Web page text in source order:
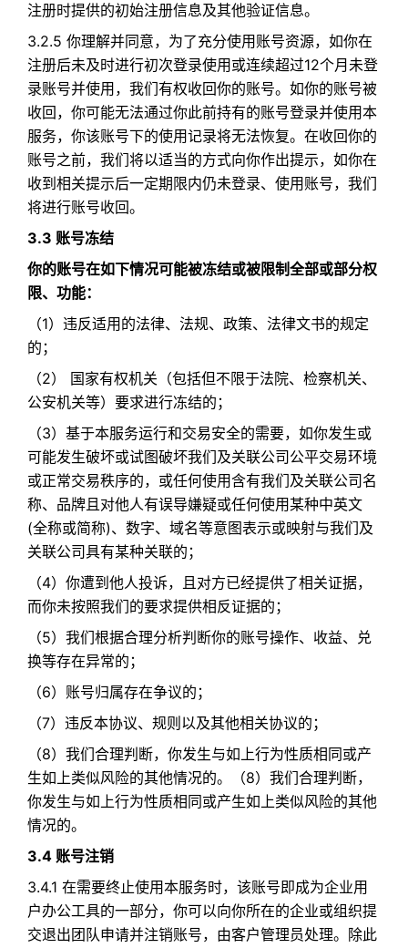
注册时提供的初始注册信息及其他验证信息。
3.2.5 你理解并同意，为了充分使用账号资源，如你在
注册后未及时进行初次登录使用或连续超过12个月未登
录账号并使用，我们有权收回你的账号。如你的账号被
收回，你可能无法通过你此前持有的账号登录并使用本
服务，你该账号下的使用记录将无法恢复。在收回你的
账号之前，我们将以适当的方式向你作出提示，如你在
收到相关提示后一定期限内仍未登录、使用账号，我们
将进行账号收回。
3.3 账号冻结
你的账号在如下情况可能被冻结或被限制全部或部分权
限、功能：
（1）违反适用的法律、法规、政策、法律文书的规定
的；​
（2） 国家有权机关（包括但不限于法院、检察机关、
公安机关等）要求进行冻结的；​
（3）基于本服务运行和交易安全的需要，如你发生或
可能发生破坏或试图破坏我们及关联公司公平交易环境
或正常交易秩序的，或任何使用含有我们及关联公司名
称、品牌且对他人有误导嫌疑或任何使用某种中英文
(全称或简称)、数字、域名等意图表示或映射与我们及
关联公司具有某种关联的；​
（4）你遭到他人投诉，且对方已经提供了相关证据，
而你未按照我们的要求提供相反证据的；​
（5）我们根据合理分析判断你的账号操作、收益、兑
换等存在异常的；
（6）账号归属存在争议的；​
（7）违反本协议、规则以及其他相关协议的；​
（8）我们合理判断，你发生与如上行为性质相同或产
生如上类似风险的其他情况的。（8）我们合理判断，
你发生与如上行为性质相同或产生如上类似风险的其他
情况的。
3.4 账号注销
3.4.1 在需要终止使用本服务时，该账号即成为企业用
户办公工具的一部分，你可以向你所在的企业或组织提
交退出团队申请并注销账号，由客户管理员处理。除此